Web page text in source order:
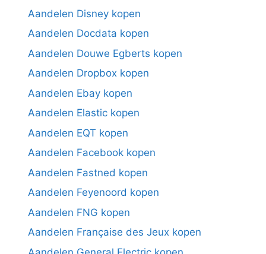
Aandelen Disney kopen
Aandelen Docdata kopen
Aandelen Douwe Egberts kopen
Aandelen Dropbox kopen
Aandelen Ebay kopen
Aandelen Elastic kopen
Aandelen EQT kopen
Aandelen Facebook kopen
Aandelen Fastned kopen
Aandelen Feyenoord kopen
Aandelen FNG kopen
Aandelen Française des Jeux kopen